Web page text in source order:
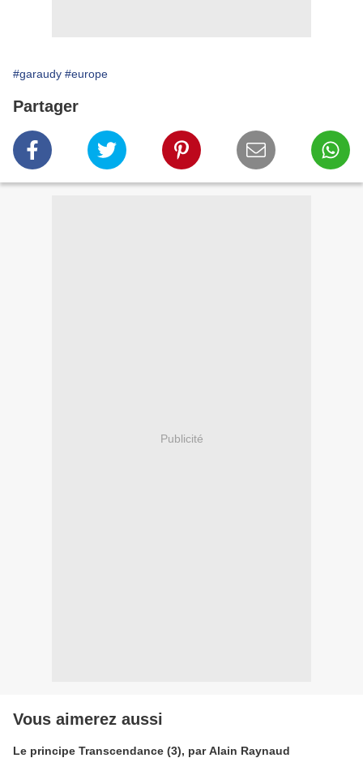
#garaudy #europe
Partager
Publicité
Vous aimerez aussi
Le principe Transcendance (3), par Alain Raynaud